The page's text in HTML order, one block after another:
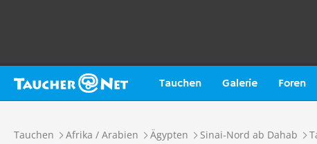
Tauchen Galerie Foren
Tauchen Afrika / Arabien Ägypten Sinai-Nord ab Dahab